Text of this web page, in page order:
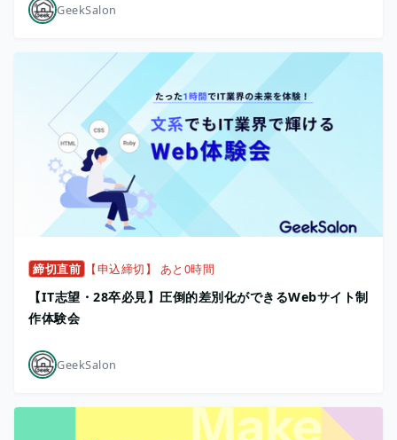
GeekSalon
締切直前 【申込締切】 あと0時間
【IT志望・28卒必見】圧倒的差別化ができるWebサイト制
作体験会
GeekSalon